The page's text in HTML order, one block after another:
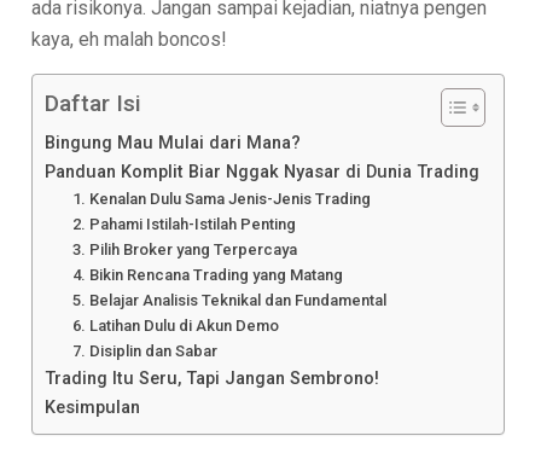
ada risikonya. Jangan sampai kejadian, niatnya pengen
kaya, eh malah boncos!
Daftar Isi
Bingung Mau Mulai dari Mana?
Panduan Komplit Biar Nggak Nyasar di Dunia Trading
1. Kenalan Dulu Sama Jenis-Jenis Trading
2. Pahami Istilah-Istilah Penting
3. Pilih Broker yang Terpercaya
4. Bikin Rencana Trading yang Matang
5. Belajar Analisis Teknikal dan Fundamental
6. Latihan Dulu di Akun Demo
7. Disiplin dan Sabar
Trading Itu Seru, Tapi Jangan Sembrono!
Kesimpulan